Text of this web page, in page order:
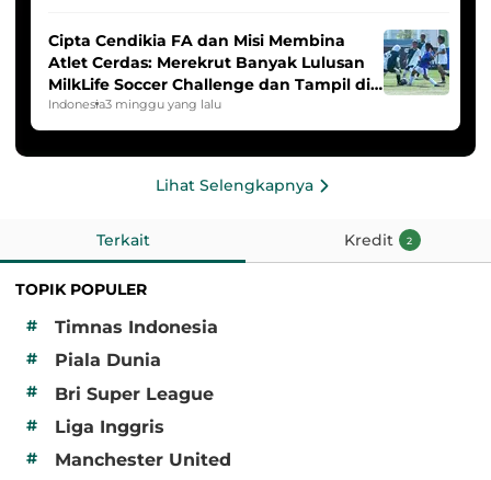
Cipta Cendikia FA dan Misi Membina
Atlet Cerdas: Merekrut Banyak Lulusan
MilkLife Soccer Challenge dan Tampil di
HYDROPLUS Soccer League
Indonesia3 minggu yang lalu
Lihat Selengkapnya
Terkait Kredit 2
TOPIK POPULER
#
Timnas Indonesia
# Piala Dunia
# Bri Super League
# Liga Inggris
# Manchester United